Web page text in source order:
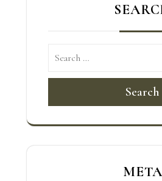
Search
META